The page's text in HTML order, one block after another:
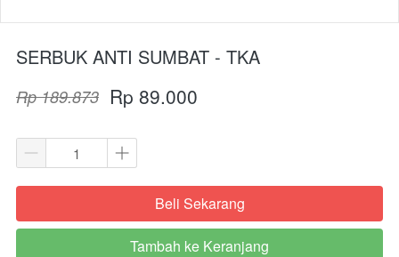
SERBUK ANTI SUMBAT - TKA
Rp 189.873 Rp 89.000
`Beli Sekarang
`
Tambah ke Keranjang